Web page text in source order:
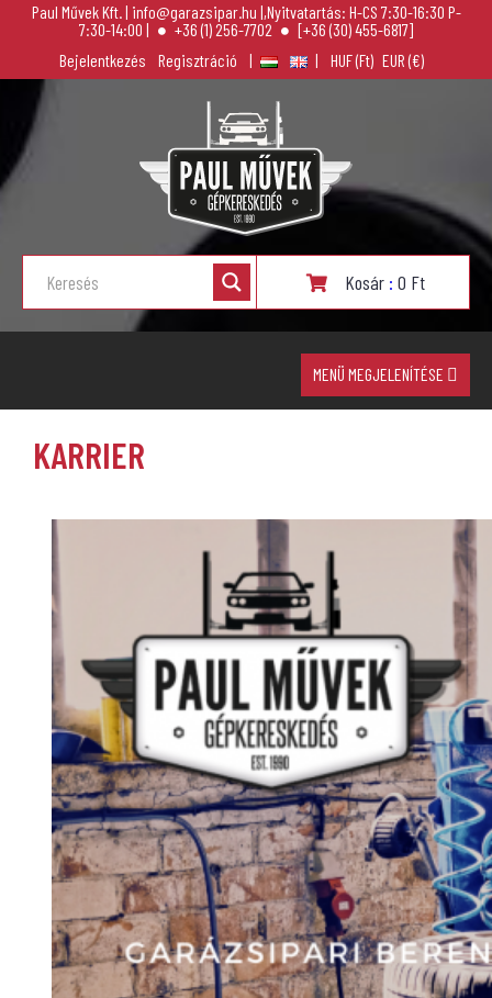
Paul Művek Kft. | info@garazsipar.hu |,Nyitvatartás: H-CS 7:30-16:30 P-
7:30-14:00 |
+36 (1) 256-7702
[+36 (30) 455-6817]
Bejelentkezés
Regisztráció | |
Kosár: 0 Ft
MENÜ MEGJELENÍTÉSE
KARRIER